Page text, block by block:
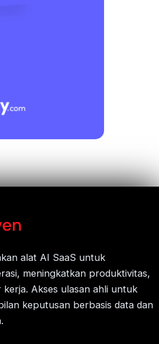
alat AI SaaS untuk
meningkatkan produktivitas,
Akses ulasan ahli untuk
keputusan berbasis data dan